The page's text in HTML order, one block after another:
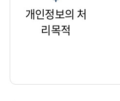
개인정보의 처
리목적